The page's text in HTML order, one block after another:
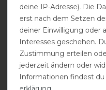
deine IP-Adresse). Die
erst nach dem Setzen
deiner Einwilligung oder
Interesses geschehen.
Zustimmung erteilen
jederzeit ändern oder
Informationen findest du